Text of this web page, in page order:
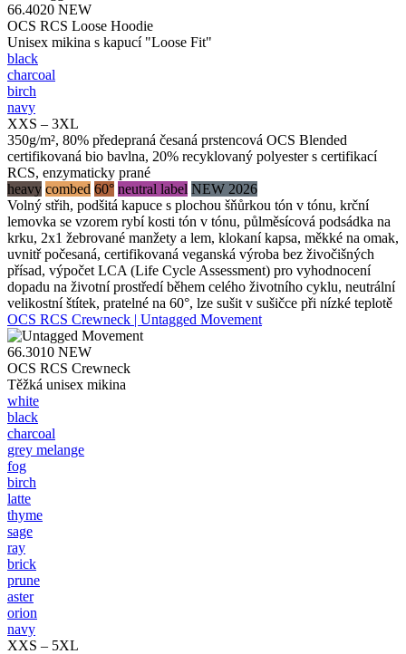
66.4020 NEW
OCS RCS Loose Hoodie
Unisex mikina s kapucí "Loose Fit"
black
charcoal
birch
navy
XXS – 3XL
350g/m², 80% předepraná česaná prstencová OCS Blended
certifikovaná bio bavlna, 20% recyklovaný polyester s certifikací
RCS, enzymaticky prané
heavy combed 60° neutral label NEW 2026
Volný střih, podšitá kapuce s plochou šňůrkou tón v tónu, krční
lemovka se vzorem rybí kosti tón v tónu, půlměsícová podsádka na
krku, 2x1 žebrované manžety a lem, klokaní kapsa, měkké na omak,
uvnitř počesaná, certifikovaná veganská výroba bez živočišných
přísad, výpočet LCA (Life Cycle Assessment) pro vyhodnocení
dopadu na životní prostředí během celého životního cyklu, neutrální
velikostní štítek, pratelné na 60°, lze sušit v sušičce při nízké teplotě
OCS RCS Crewneck | Untagged Movement
66.3010 NEW
OCS RCS Crewneck
Těžká unisex mikina
white
black
charcoal
grey melange
fog
birch
latte
thyme
sage
ray
brick
prune
aster
orion
navy
XXS – 5XL